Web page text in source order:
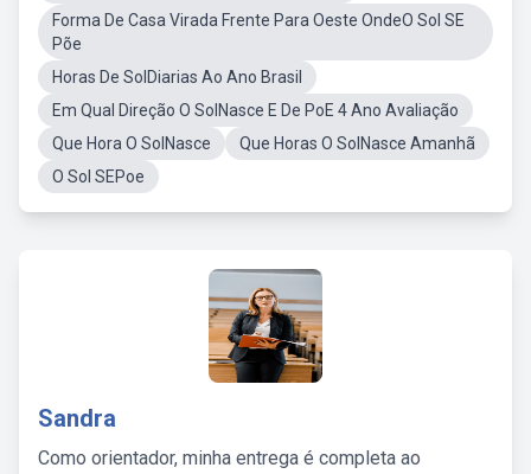
Forma De Casa Virada Frente Para Oeste OndeO Sol SE
Põe
Horas De SolDiarias Ao Ano Brasil
Em Qual Direção O SolNasce E De PoE 4 Ano Avaliação
Que Hora O SolNasce
Que Horas O SolNasce Amanhã
O Sol SEPoe
Sandra
Como orientador, minha entrega é completa ao